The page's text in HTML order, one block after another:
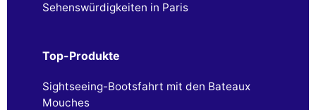
Sehenswürdigkeiten in Paris
Top-Produkte
Sightseeing-Bootsfahrt mit den Bateaux
Mouches